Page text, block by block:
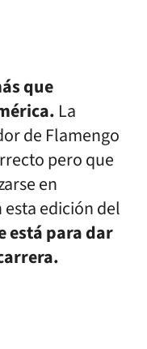
que
La
de Flamengo
pero que
en
edición del
está para dar